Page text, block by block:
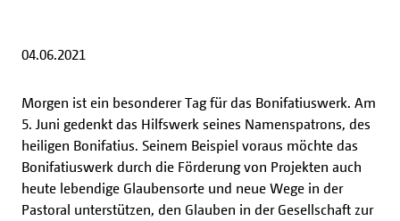
04.06.2021
Morgen ist ein besonderer Tag für das Bonifatiuswerk. Am
5. Juni gedenkt das Hilfswerk seines Namenspatrons, des
heiligen Bonifatius. Seinem Beispiel voraus möchte das
Bonifatiuswerk durch die Förderung von Projekten auch
heute lebendige Glaubensorte und neue Wege in der
Pastoral unterstützen, den Glauben in der Gesellschaft zur